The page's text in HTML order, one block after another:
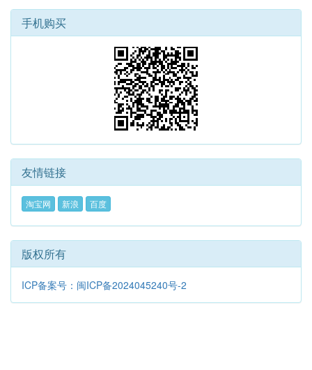
手机购买
友情链接
淘宝网 新浪 百度
版权所有
ICP备案号：闽ICP备2024045240号-2